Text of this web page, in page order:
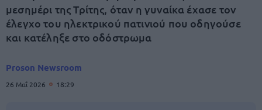
μεσημέρι της Τρίτης, όταν η γυναίκα έχασε τον
έλεγχο του ηλεκτρικού πατινιού που οδηγούσε
και κατέληξε στο οδόστρωμα
Proson Newsroom
26 Μαΐ 2026 18:29